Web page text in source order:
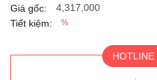
Giá gốc:
4,317,000
Tiết kiệm:
%